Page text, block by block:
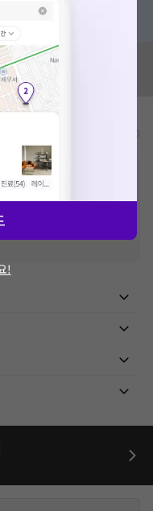
게시글 보러가기
격과 상이할 수 있으니, 정확
.
지되어 있는 급여 진료 기준 가
되어, 병원마다 금액이 다르게
!